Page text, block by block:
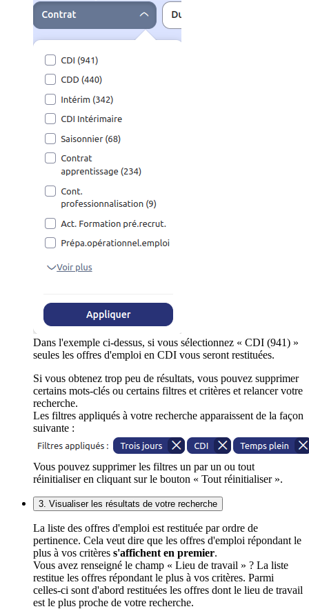
Dans l'exemple ci-dessus, si vous sélectionnez « CDI (941) »
seules les offres d'emploi en CDI vous seront restituées.
Si vous obtenez trop peu de résultats, vous pouvez supprimer
certains mots-clés ou certains filtres et critères et relancer votre
recherche.
Les filtres appliqués à votre recherche apparaissent de la façon
suivante :
Vous pouvez supprimer les filtres un par un ou tout
réinitialiser en cliquant sur le bouton « Tout réinitialiser ».
3. Visualiser les résultats de votre recherche
La liste des offres d'emploi est restituée par ordre de
pertinence. Cela veut dire que les offres d'emploi répondant le
plus à vos critères s'affichent en premier.
Vous avez renseigné le champ « Lieu de travail » ? La liste
restitue les offres répondant le plus à vos critères. Parmi
celles-ci sont d'abord restituées les offres dont le lieu de travail
est le plus proche de votre recherche.